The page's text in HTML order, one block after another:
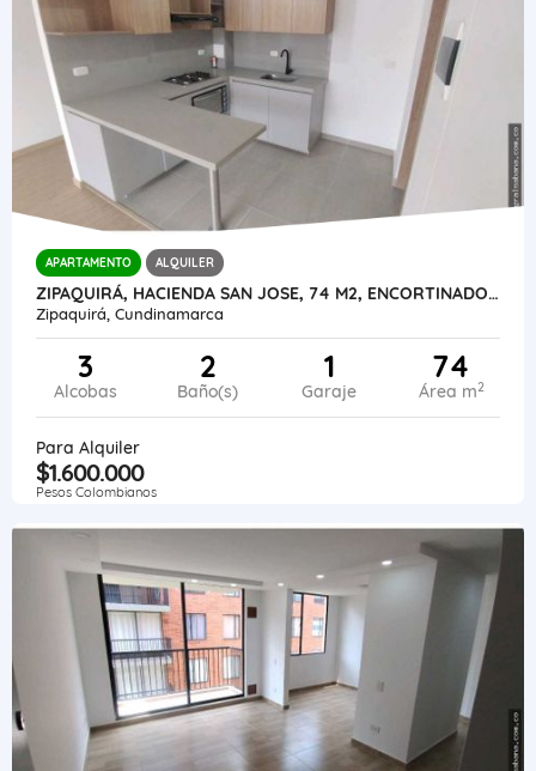
APARTAMENTO ALQUILER
ZIPAQUIRÁ, HACIENDA SAN JOSE, 74 M2, ENCORTINADO, GARAJE CUBIERTO
Zipaquirá, Cundinamarca
3
Alcobas
2
Baño(s)
1
Garaje
74
Área m2
Para Alquiler
$1.600.000
Pesos Colombianos